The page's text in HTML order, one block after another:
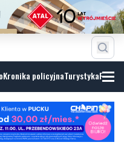
Kronika policyjnaTurystyka
jej życie i